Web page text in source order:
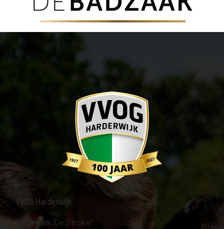
VVOG Harderwijk
Sportpark 'De Strokel'